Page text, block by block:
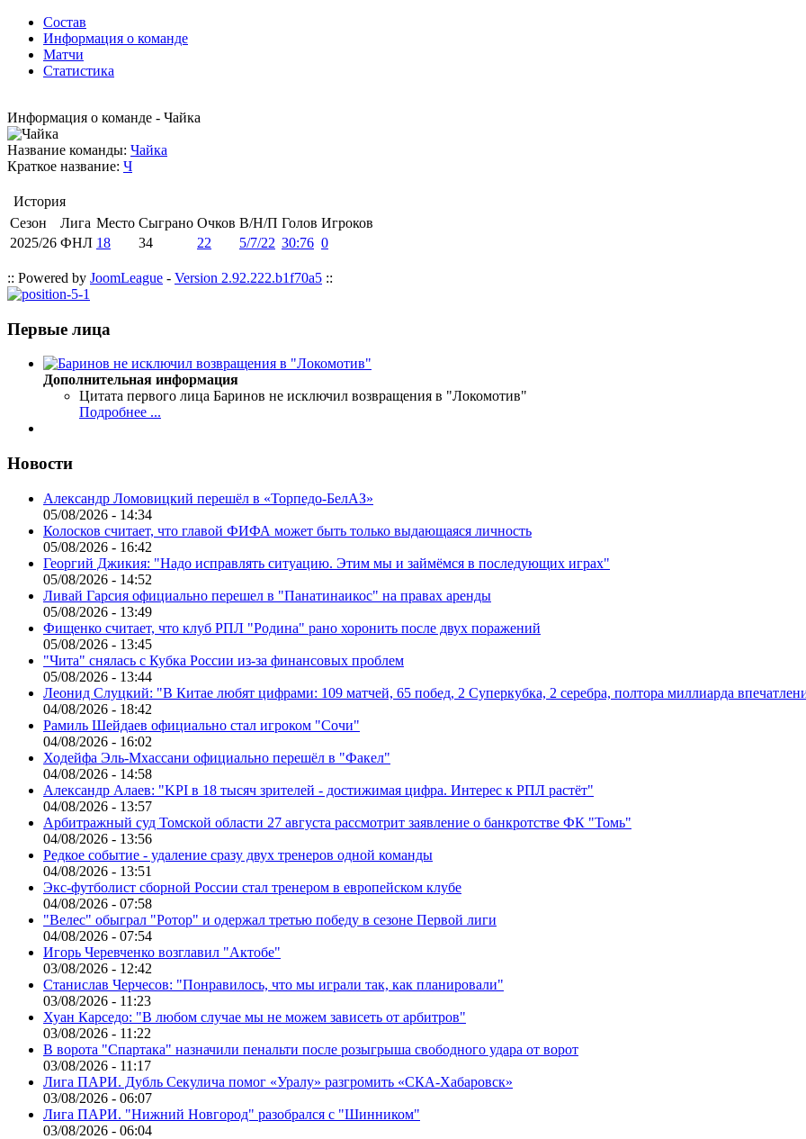
Состав
Информация о команде
Матчи
Статистика
Информация о команде - Чайка
Название команды: Чайка
Краткое название: Ч
История
Сезон
Лига Место Сыграно Очков В/Н/П Голов Игроков
2025/26 ФНЛ 18 34 22 5/7/22 30:76 0
:: Powered by JoomLeague - Version 2.92.222.b1f70a5 ::
Первые лица
Дополнительная информация
Цитата первого лица Баринов не исключил возвращения в "Локомотив"
Подробнее ...
Новости
Александр Ломовицкий перешёл в «Торпедо-БелАЗ»
05/08/2026 - 14:34
Колосков считает, что главой ФИФА может быть только выдающаяся личность
05/08/2026 - 16:42
Георгий Джикия: "Надо исправлять ситуацию. Этим мы и займёмся в последующих играх"
05/08/2026 - 14:52
Ливай Гарсия официально перешел в "Панатинаикос" на правах аренды
05/08/2026 - 13:49
Фищенко считает, что клуб РПЛ "Родина" рано хоронить после двух поражений
05/08/2026 - 13:45
"Чита" снялась с Кубка России из-за финансовых проблем
05/08/2026 - 13:44
Леонид Слуцкий: "В Китае любят цифрами: 109 матчей, 65 побед, 2 Суперкубка, 2 серебра, полтора миллиарда
04/08/2026 - 18:42
Рамиль Шейдаев официально стал игроком "Сочи"
04/08/2026 - 16:02
Ходейфа Эль-Мхассани официально перешёл в "Факел"
04/08/2026 - 14:58
Александр Алаев: "KPI в 18 тысяч зрителей - достижимая цифра. Интерес к РПЛ растёт"
04/08/2026 - 13:57
Арбитражный суд Томской области 27 августа рассмотрит заявление о банкротстве ФК "Томь"
04/08/2026 - 13:56
Редкое событие - удаление сразу двух тренеров одной команды
04/08/2026 - 13:51
Экс-футболист сборной России стал тренером в европейском клубе
04/08/2026 - 07:58
"Велес" обыграл "Ротор" и одержал третью победу в сезоне Первой лиги
04/08/2026 - 07:54
Игорь Черевченко возглавил "Актобе"
03/08/2026 - 12:42
Станислав Черчесов: "Понравилось, что мы играли так, как планировали"
03/08/2026 - 11:23
Хуан Карседо: "В любом случае мы не можем зависеть от арбитров"
03/08/2026 - 11:22
В ворота "Спартака" назначили пенальти после розыгрыша свободного удара от ворот
03/08/2026 - 11:17
Лига ПАРИ. Дубль Секулича помог «Уралу» разгромить «СКА-Хабаровск»
03/08/2026 - 06:07
Лига ПАРИ. "Нижний Новгород" разобрался с "Шинником"
03/08/2026 - 06:04